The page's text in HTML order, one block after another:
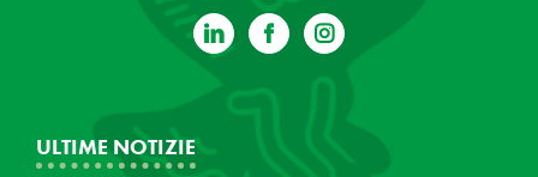
ULTIME NOTIZIE